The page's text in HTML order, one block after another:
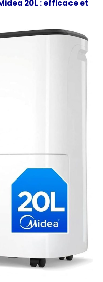
20L : efficace et